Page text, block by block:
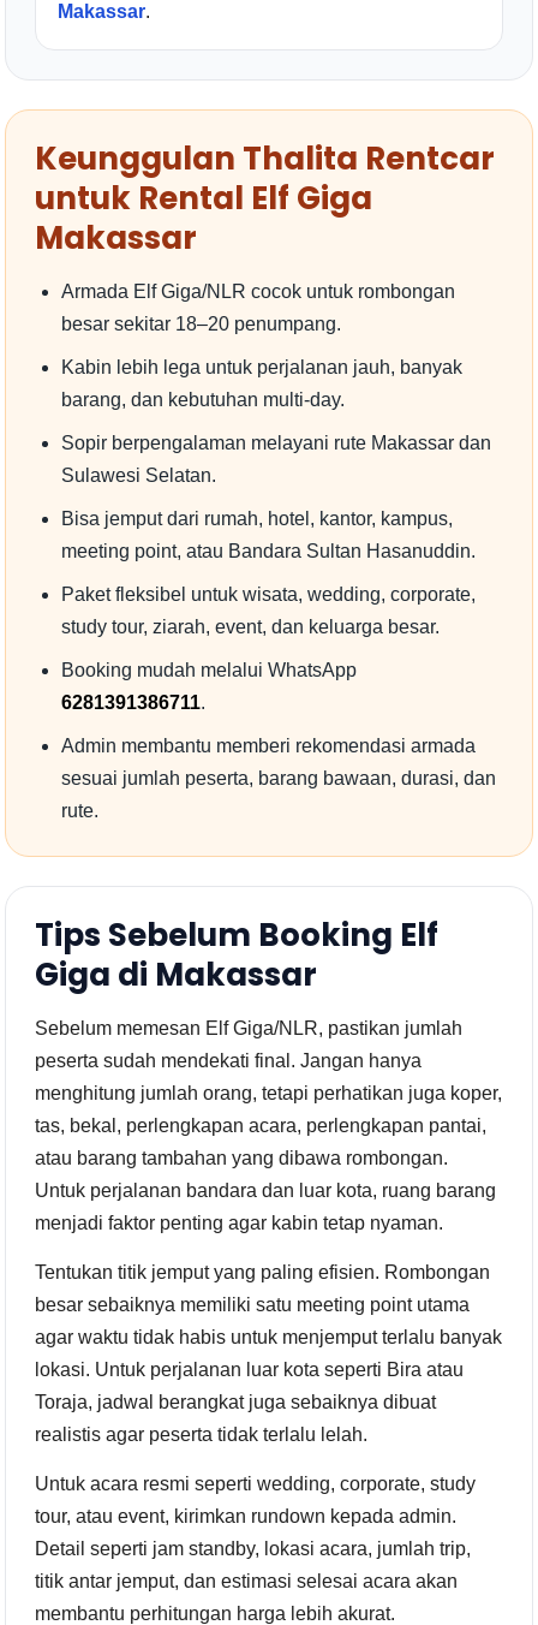
Makassar.
Keunggulan Thalita Rentcar
untuk Rental Elf Giga
Makassar
Armada Elf Giga/NLR cocok untuk rombongan
besar sekitar 18–20 penumpang.
Kabin lebih lega untuk perjalanan jauh, banyak
barang, dan kebutuhan multi-day.
Sopir berpengalaman melayani rute Makassar dan
Sulawesi Selatan.
Bisa jemput dari rumah, hotel, kantor, kampus,
meeting point, atau Bandara Sultan Hasanuddin.
Paket fleksibel untuk wisata, wedding, corporate,
study tour, ziarah, event, dan keluarga besar.
Booking mudah melalui WhatsApp
6281391386711.
Admin membantu memberi rekomendasi armada
sesuai jumlah peserta, barang bawaan, durasi, dan
rute.
Tips Sebelum Booking Elf
Giga di Makassar
Sebelum memesan Elf Giga/NLR, pastikan jumlah
peserta sudah mendekati final. Jangan hanya
menghitung jumlah orang, tetapi perhatikan juga koper,
tas, bekal, perlengkapan acara, perlengkapan pantai,
atau barang tambahan yang dibawa rombongan.
Untuk perjalanan bandara dan luar kota, ruang barang
menjadi faktor penting agar kabin tetap nyaman.
Tentukan titik jemput yang paling efisien. Rombongan
besar sebaiknya memiliki satu meeting point utama
agar waktu tidak habis untuk menjemput terlalu banyak
lokasi. Untuk perjalanan luar kota seperti Bira atau
Toraja, jadwal berangkat juga sebaiknya dibuat
realistis agar peserta tidak terlalu lelah.
Untuk acara resmi seperti wedding, corporate, study
tour, atau event, kirimkan rundown kepada admin.
Detail seperti jam standby, lokasi acara, jumlah trip,
titik antar jemput, dan estimasi selesai acara akan
membantu perhitungan harga lebih akurat.